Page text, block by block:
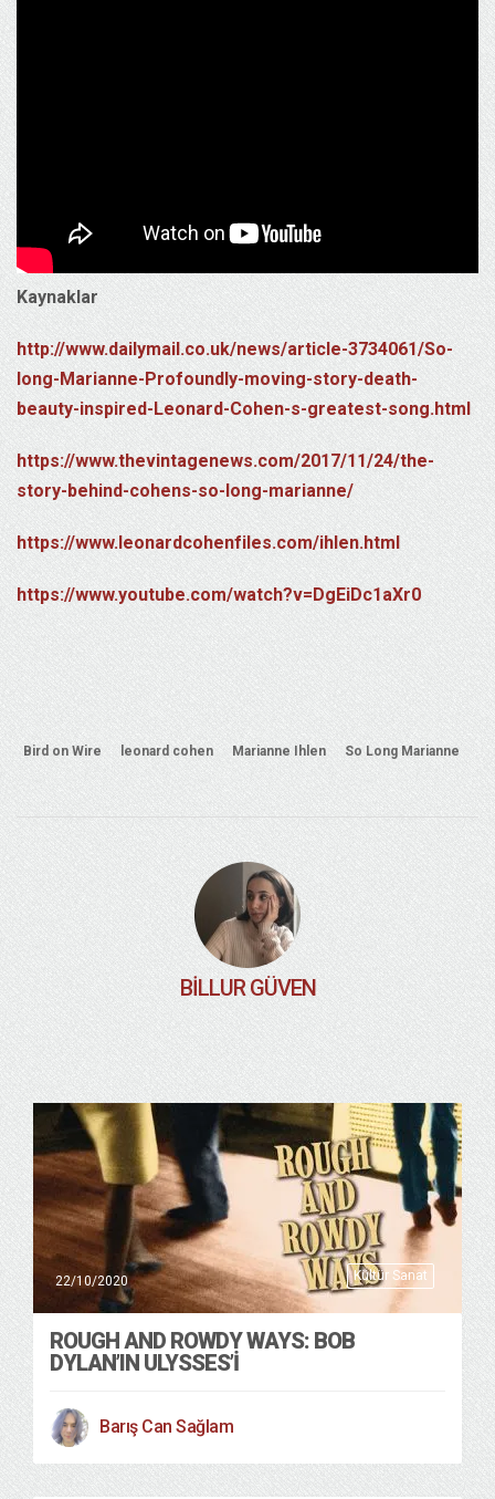
Kaynaklar
http://www.dailymail.co.uk/news/article-3734061/So-
long-Marianne-Profoundly-moving-story-death-
beauty-inspired-Leonard-Cohen-s-greatest-song.html
https://www.thevintagenews.com/2017/11/24/the-
story-behind-cohens-so-long-marianne/
https://www.leonardcohenfiles.com/ihlen.html
https://www.youtube.com/watch?v=DgEiDc1aXr0
Bird on Wire leonard cohen Marianne Ihlen So Long Marianne
BILLUR GÜVEN
Kültür Sanat
22/10/2020
ROUGH AND ROWDY WAYS: BOB
DYLAN’IN ULYSSES’I
Barış Can Sağlam